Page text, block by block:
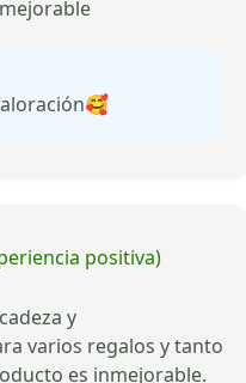
positiva)
y
varios regalos y tanto
es inmejorable.